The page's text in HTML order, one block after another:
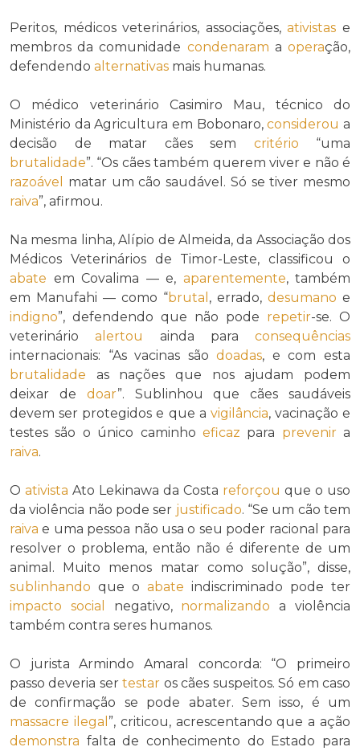
Peritos, médicos veterinários, associações,ativistas e
membros da comunidade condenaram aoperação,
defendendo alternativas mais humanas.
O médico veterinário Casimiro Mau, técnico do
Ministério da Agricultura em Bobonaro,considerou a
decisão de matar cães sem critério “uma
brutalidade”. “Os cães também querem viver e não é
razoável
matar um cão saudável. Só se tiver mesmo
raiva”, afirmou.
Na mesma linha, Alípio de Almeida, da Associação dos
Médicos Veterinários de Timor-Leste, classificou o
abate em Covalima — e, aparentemente, também
em Manufahi — como “brutal , errado, desumano e
indigno”, defendendo que não pode repetir-se. O
veterinárioalertou ainda para consequências
internacionais: “As vacinas sãodoadas, e com esta
brutalidade as nações que nos ajudam podem
deixar de doar”. Sublinhou que cães saudáveis
devem ser protegidos e que a vigilância, vacinação e
testes são o único caminho eficaz para prevenira
raiva.
O ativista Ato Lekinawa da Costa reforçou que o uso
da violência não pode ser justificado. “Se um cão tem
raiva e uma pessoa não usa o seu poder racional para
resolver o problema, então não é diferente de um
animal. Muito menos matar como solução”, disse,
sublinhando que o abate indiscriminado pode ter
impacto social
negativo, normalizando a violência
também contra seres humanos.
O jurista Armindo Amaral concorda: “O primeiro
passo deveria sertestar os cães suspeitos. Só em caso
de confirmação se pode abater. Sem isso, é um
massacre ilegal ”, criticou, acrescentando que a ação
demonstra falta de conhecimento do Estado para